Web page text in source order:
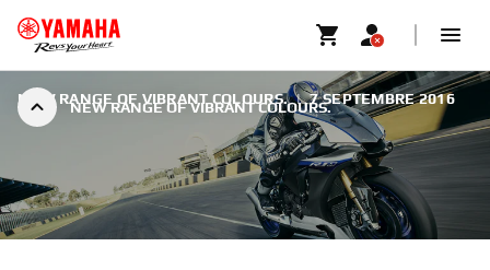
NEW RANGE OF VIBRANT COLOURS.
NEW RANGE OF VIBRANT COLOURS. | 7 SEPTEMBRE 2016